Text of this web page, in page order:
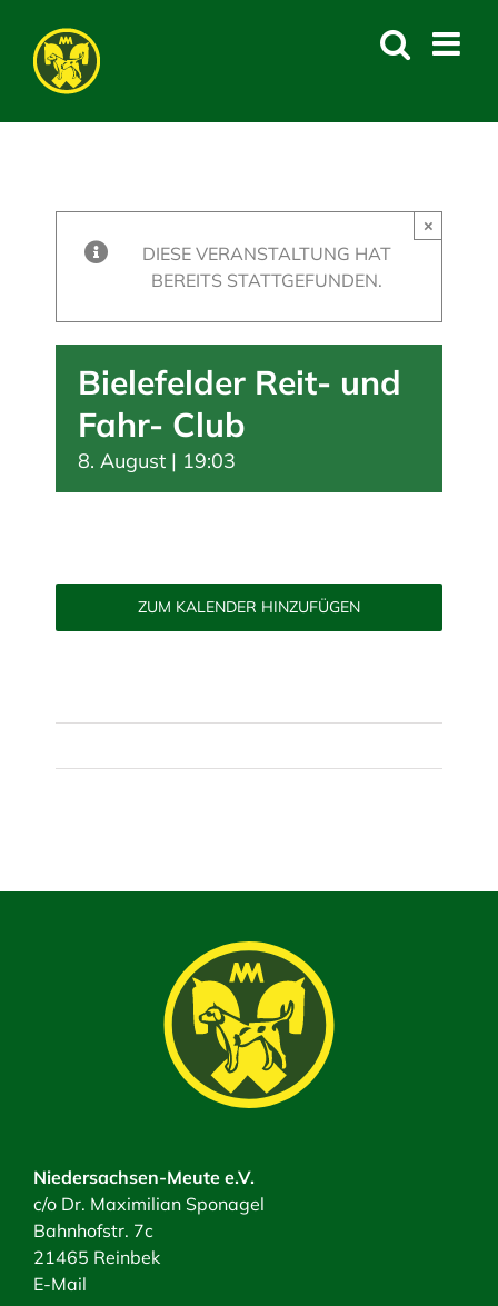
content
DIESE VERANSTALTUNG HAT
BEREITS STATTGEFUNDEN.
×
Bielefelder Reit- und
Fahr- Club
8. August | 19:03
ZUM KALENDER HINZUFÜGEN
Niedersachsen-Meute e.V.
c/o Dr. Maximilian Sponagel
Bahnhofstr. 7c
21465 Reinbek
E-Mail